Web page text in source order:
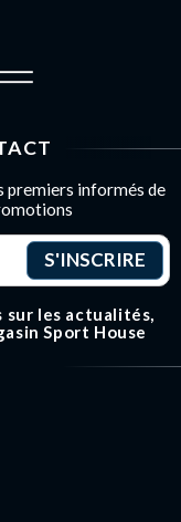
premiers informés de
sur les actualités,
Sport House